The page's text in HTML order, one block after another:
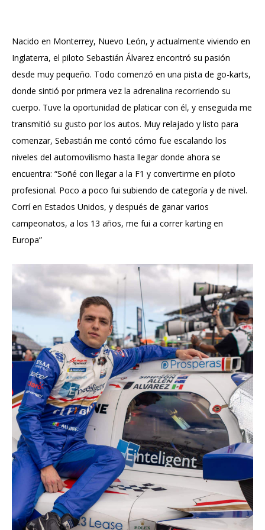
Nacido en Monterrey, Nuevo León, y actualmente viviendo en
Inglaterra, el piloto Sebastián Álvarez encontró su pasión
desde muy pequeño. Todo comenzó en una pista de go-karts,
donde sintió por primera vez la adrenalina recorriendo su
cuerpo. Tuve la oportunidad de platicar con él, y enseguida me
transmitió su gusto por los autos. Muy relajado y listo para
comenzar, Sebastián me contó cómo fue escalando los
niveles del automovilismo hasta llegar donde ahora se
encuentra: “Soñé con llegar a la F1 y convertirme en piloto
profesional. Poco a poco fui subiendo de categoría y de nivel.
Corrí en Estados Unidos, y después de ganar varios
campeonatos, a los 13 años, me fui a correr karting en
Europa”